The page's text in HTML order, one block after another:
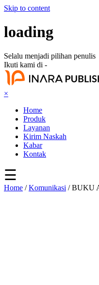
Skip to content
loading
Selalu menjadi pilihan penulis
Ikuti kami di -
×
Home
Produk
Layanan
Kirim Naskah
Kabar
Kontak
☰
Home /Komunikasi / BUKU